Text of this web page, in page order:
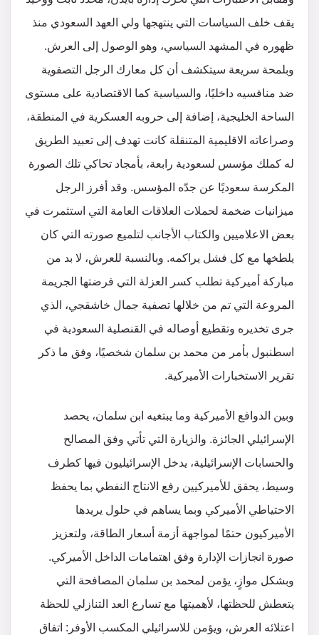
يقف خلف السياسات التي ينتهجها ولي العهد السعودي منذ
ظهوره في المشهد السياسي، وهو الوصول إلى العرش.
وبلمحة سريعة سيتكشف أن كل معارك الرجل التصفوية
ضد منافسيه داخليًا، والسياسية كما الاقتصادية على مستوى
الساحة الخليجية، إضافة إلى حروبه العسكرية في المنطقة،
وصراعاته الاقليمية المتنقلة كانت تهدف إلى تعبيد الطريق
له كملك مؤسس لسعودية رابعة، بأمجاد تحاكي تلك الصورة
المكرسة سعوديًا عن جدّه المؤسس. وقد أفرز الرجل
ميزانيات ضخمة لحملات العلاقات العامة التي استثمرت في
بعض الاعلاميين والكتاب الأجانب لتلميع صورته التي كان
يلطخها مع كل فشل يراكمه. وبالنسبة للعرش، لا بد من
مباركة أميركية تطلب كسر العزلة التي فرضتها الجريمة
المروعة التي تم من خلالها تصفية جمال خاشقجي، الذي
جرى تخديره وتقطيع أوصاله في القنصلية السعودية في
اسطنبول بأمر من محمد بن سلمان شخصيًا، وفق ما ذكر
تقرير الاستخبارات الأميركية.
وبين الدوافع الأميركية وما يبتغيه ابن سلمان، يحصد
الإسرائيلي الجائزة. والزيارة التي تأتي وفق المصالح
والحسابات الإسرائيلية، يدخل الإسرائيليون فيها كطرف
وسيط، يحقق للأميركيين رفع الانتاج النفطي بما يحفظ
الاحتياطي الأميركي وبما يساهم في حلول يريدها
الأميركيون حتمًا لمواجهة أزمة أسعار الطاقة، ولتعزيز
صورة انجازات الإدارة وفق اهتمامات الداخل الأميركي.
وبشكل موازٍ، يؤمن لمحمد بن سلمان المصافحة التي
يتعطش للحظتها، لأهميتها مع تسارع العد التنازلي للحظة
اعتلائه العرش، ويؤمن للاسرائيلي المكسب الأوفر: اتفاق